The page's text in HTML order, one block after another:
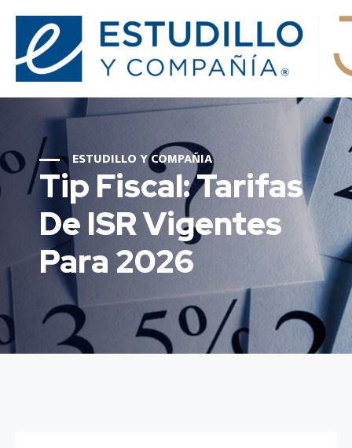
ESTUDILLO Y COMPAÑIA
Tip Fiscal: Tarifas
De ISR Vigentes
Para 2026